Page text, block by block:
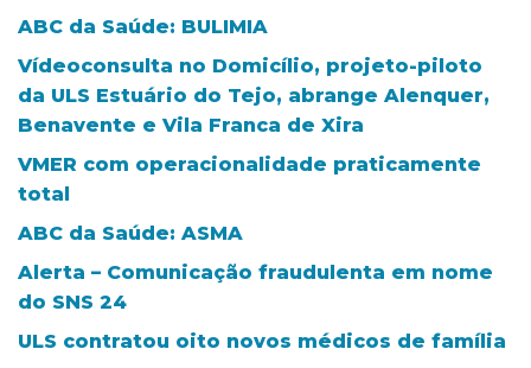
ABC da Saúde: BULIMIA
Vídeoconsulta no Domicílio, projeto-piloto
da ULS Estuário do Tejo, abrange Alenquer,
Benavente e Vila Franca de Xira
VMER com operacionalidade praticamente
total
ABC da Saúde: ASMA
Alerta – Comunicação fraudulenta em nome
do SNS 24
ULS contratou oito novos médicos de família